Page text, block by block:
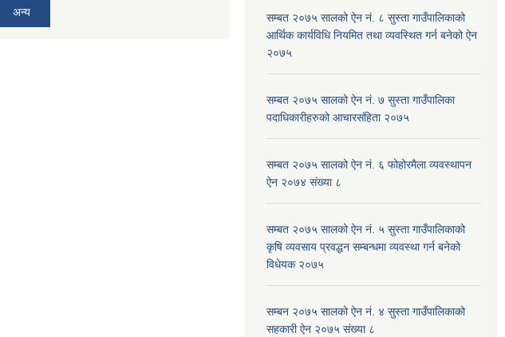
अन्य
सम्बत २०७५ सालको ऐन नं. ८ सुस्ता गाउँपालिकाको
आर्थिक कार्यविधि नियमित तथा व्यवस्थित गर्न बनेको ऐन
२०७५
सम्बत २०७५ सालको ऐन नं. ७ सुस्ता गाउँपालिका
पदाधिकारीहरुको आचारसंहिता २०७५
सम्बत २०७५ सालको ऐन नं. ६ फोहोरमैला व्यवस्थापन
ऐन २०७४ संख्या ८
सम्बत २०७५ सालको ऐन नं. ५ सुस्ता गाउँपालिकाको
कृषि व्यवसाय प्रवद्धन सम्बन्धमा व्यवस्था गर्न बनेको
विधेयक २०७५
सम्बन २०७५ सालको ऐन नं. ४ सुस्ता गाउँपालिकाको
सहकारी ऐन २०७५ संख्या ८